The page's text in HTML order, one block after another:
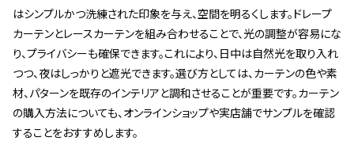
はシンプルかつ洗練された印象を与え、空間を明るくします。ドレープ
カーテンとレースカーテンを組み合わせることで、光の調整が容易にな
り、プライバシーも確保できます。これにより、日中は自然光を取り入れ
つつ、夜はしっかりと遮光できます。選び方としては、カーテンの色や素
材、パターンを既存のインテリアと調和させることが重要です。カーテン
の購入方法についても、オンラインショップや実店舗でサンプルを確認
することをおすすめします。